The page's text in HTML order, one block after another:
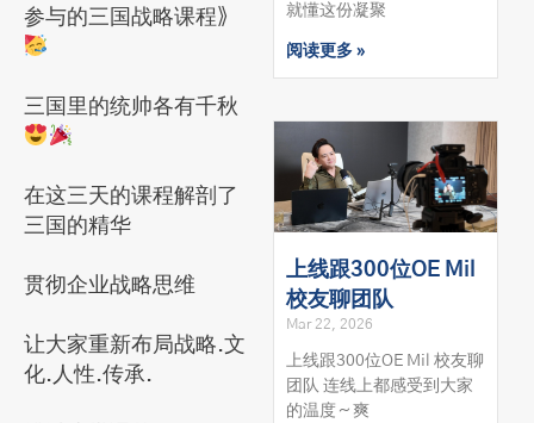
参与的三国战略课程》
三国里的统帅各有千秋
在这三天的课程解剖了
三国的精华
贯彻企业战略思维
让大家重新布局战略.文
化.人性.传承.
就懂这份凝聚
阅读更多 »
上线跟300位OE Mil
校友聊团队
Mar 22, 2026
上线跟300位OE Mil 校友聊
团队 连线上都感受到大家
的温度～爽